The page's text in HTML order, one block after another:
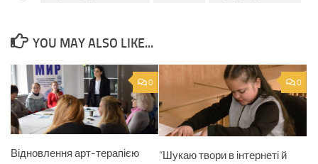
YOU MAY ALSO LIKE...
0
Відновлення арт-терапією
0
“Шукаю твори в інтернеті й